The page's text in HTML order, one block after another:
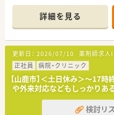
7名体制で勤務しています。
■二次救急指定を受けてい
キルアップできます。
【法人特徴について】
■高齢者向け住宅や介護老人
ています。
■地域医療を支えるため複
目指している法人です。
■関連施設と連携して切れ目
ています。
詳細を見る
更新日： 2026/07/10 薬剤師求人
正社員
病院・クリニック
【山鹿市】＜土日休み＞～17時
や外来対応などもしっかりあ
検討リ